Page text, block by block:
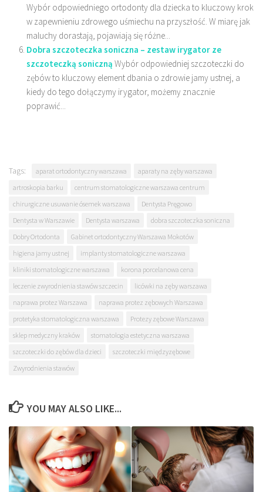
Wybór odpowiedniego ortodonty dla dziecka to kluczowy krok
w zapewnieniu zdrowego uśmiechu na przyszłość. W miarę jak
maluchy dorastają, pojawiają się różne...
Dobra szczoteczka soniczna – zestaw irygator ze
szczoteczką soniczną Wybór odpowiedniej szczoteczki do
zębów to kluczowy element dbania o zdrowie jamy ustnej, a
kiedy do tego dołączymy irygator, możemy znacznie
poprawić...
Tags: aparat ortodontyczny warszawa
aparaty na zęby warszawa
artroskopia barku
centrum stomatologiczne warszawa centrum
chirurgiczne usuwanie ósemek warszawa
Dentysta Pręgowo
Dentysta w Warszawie
Dentysta warszawa
dobra szczoteczka soniczna
Dobry Ortodonta
Gabinet ortodontyczny Warszawa Mokotów
higiena jamy ustnej
implanty stomatologiczne warszawa
kliniki stomatologiczne warszawa
korona porcelanowa cena
leczenie zwyrodnienia stawów szczecin
licówki na zęby warszawa
naprawa protez Warszawa
naprawa protez zębowych Warszawa
protetyka stomatologiczna warszawa
Protezy zębowe Warszawa
sklep medyczny kraków
stomatologia estetyczna warszawa
szczoteczki do zębów dla dzieci
szczoteczki międzyzębowe
Zwyrodnienia stawów
YOU MAY ALSO LIKE...